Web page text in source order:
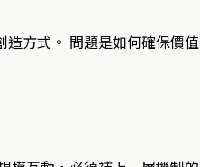
造方式。 問題是如何確保價